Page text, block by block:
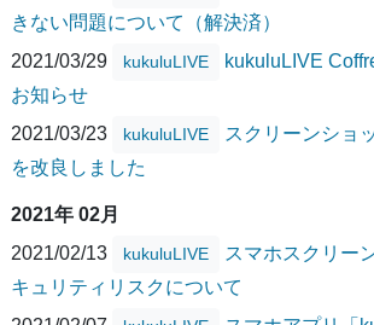
きない問題について（解決済）
2021/03/29
kukuluLIVE
kukuluLIVE
お知らせ
2021/03/23
kukuluLIVE
スクリーンショ
を改良しました
2021年 02月
2021/02/13
kukuluLIVE
スマホスクリー
キュリティリスクについて